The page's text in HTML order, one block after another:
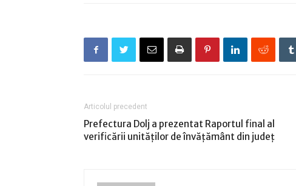
Articolul precedent
Prefectura Dolj a prezentat Raportul final al
verificării unităţilor de învăţământ din judeţ